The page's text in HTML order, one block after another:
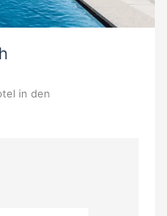
in den